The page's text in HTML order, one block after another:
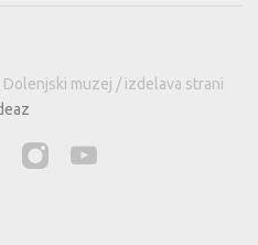
muzej / izdelava strani